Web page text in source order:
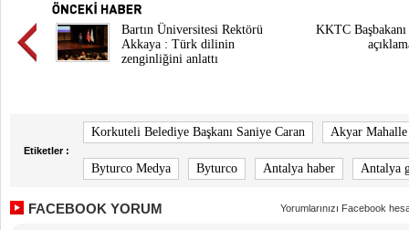
Bartın Üniversitesi Rektörü
Akkaya : Türk dilinin
zenginliğini anlattı
KKTC
Etiketler :
Korkuteli Belediye Başkanı Saniye Caran Akyar Mahalle
Byturco Medya Byturco Antalya haber Antalya
FACEBOOK YORUM Yorumlarınızı Facebook